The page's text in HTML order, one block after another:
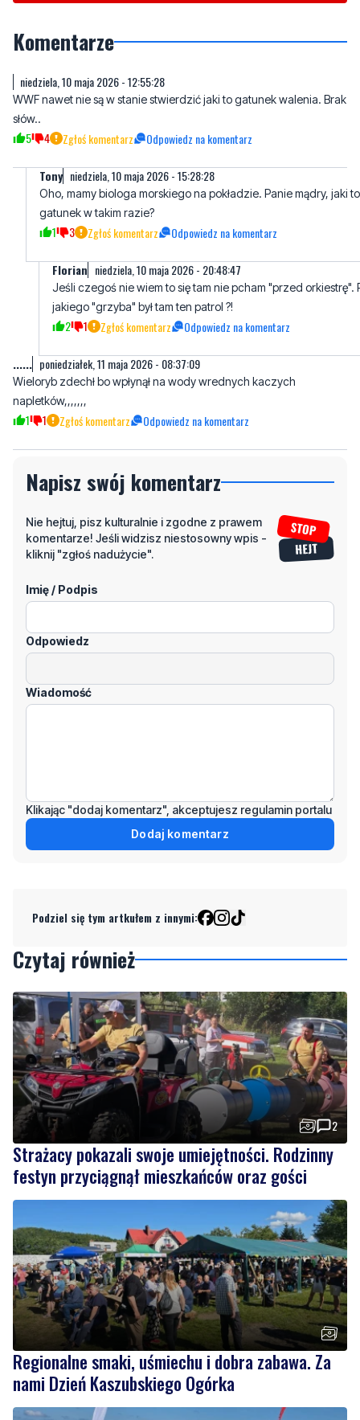
WWF nawet nie są w stanie stwierdzić jaki to gatunek walenia. Brak
5 4 Zgłoś komentarz Odpowiedz na komentarz
Tony
Oho, mamy biologa morskiego na pokładzie. Panie mądry, jaki to
1 3 Zgłoś komentarz Odpowiedz na komentarz
Florian niedziela, 10 maja 2026 - 20:48:47
Jeśli czegoś nie wiem to się tam nie pcham "przed orkiestrę".
2 1 Zgłoś komentarz Odpowiedz na komentarz
poniedziałek, 11 maja 2026 - 08:37:09
Wieloryb zdechł bo wpłynął na wody wrednych kaczych
1 Zgłoś komentarz Odpowiedz na komentarz
Napisz swój komentarz
komentarze! Jeśli widzisz niestosowny wpis -
kliknij "zgłoś nadużycie".
Imię / Podpis
Odpowiedz
Wiadomość
2
Strażacy pokazali swoje umiejętności. Rodzinny
festyn przyciągnął mieszkańców oraz gości
Regionalne smaki, uśmiechu i dobra zabawa. Za
nami Dzień Kaszubskiego Ogórka